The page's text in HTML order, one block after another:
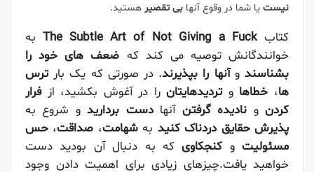
نیست یا شما در وقوع آنها بی تقصیر هستید.
کتابThe Subtle Art of Not Giving a Fuckبه
خوانندگانش توصیه می کند که ضعف های خود را
بشناسندوآنها را بپذیرند. در صورتی که یک بارترس
ها، خطاها وتردیدهایتانرا در آغوش بکشید، ازفرار
کردنو نادیده گرفتن آنهادست برداریدو شروع به
پذیرش حقایق دردناک کنید بهشهامت، صداقت، حس
مسئولیت و کنجکاویکه به دنبال آن بودید دست
خواهید یافت.چیزهای زیادی برای اهمیت دادن وجود